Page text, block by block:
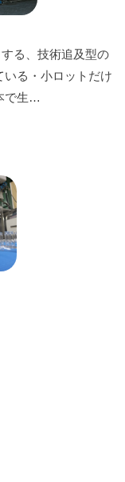
る、技術追及型の
いる・小ロットだけ
で生…